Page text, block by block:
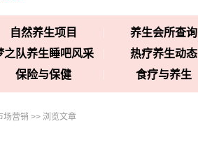
自然养生项目 养生会所查询
之队养生睡吧风采 热疗养生动态
保险与保健 食疗与养生
场营销 >> 浏览文章